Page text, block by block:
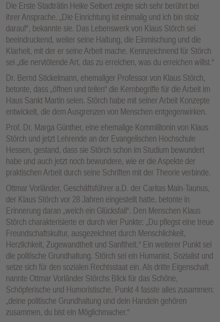
Die Erste Stadträtin Heike Seibert zeigte sich sehr berührt bei
ihrer Ansprache. „Die Einrichtung ist einmalig und ich bin stolz
darauf“, bekannte sie. Das Lebenswerk von Klaus Störch sei
beeindruckend, weiter seine Haltung, die Einmischung und die
Klarheit, mit der er seine Arbeit mache. Kennzeichnend für Störch
sei „die nervtötende Art, das zu erreichen, was du erreichen willst.“
Dr. Bernd Stickelmann, ehemaliger Professor von Klaus Störch,
betonte, dass „öffnen und teilen“ die Kernbegriffe für die Arbeit im
Haus Sankt Martin seien. Störch habe mit seiner Arbeit Konzepte
entwickelt, die dem Ausgrenzen von Menschen entgegenwirken.
Prof. Dr. Marga Günther, eine ehemalige Kommilitonin von Klaus
Störch und jetzt Lehrende an der Evangelischen Hochschule
Hessen, gestand, dass sie Störch schon im Studium bewundert
habe und auch jetzt noch bewundere, wie er die Aspekte der
praktischen Arbeit durch seine Schriften mit der Theorie verbinde.
Ottmar Vorländer, Geschäftsführer a.D. der Caritas Main-Taunus,
der Klaus Störch vor 28 Jahren eingestellt hatte, betonte in
Erinnerung daran „welch ein Glücksfall“. Den Menschen Klaus
Störch charakterisierte er durch vier Punkte: „Du pflegst eine treue
Freundschaftskultur, ausgezeichnet durch Menschlichkeit,
Herzlichkeit, Zugewandtheit und Sanftheit.“ Ein weiterer Punkt sei
die politische Grundhaltung. Störch sei ein Humanist, Sozialist und
setze sich für den sozialen Rechtsstaat ein. Als dritte Eigenschaft
nannte Ottmar Vorländer Störchs Blick für das Schöne,
Schöpferische und Humoristische. Punkt 4 fasste alles zusammen:
„deine politische Grundhaltung und dein Handeln gehören
zusammen, du bist ein Möglichmacher.“